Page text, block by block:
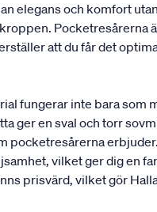
elegans och komfort
Pocketresårerna
att du får det
fungerar inte bara som
ger en sval och torr
pocketresårerna
vilket ger dig en
prisvärd, vilket gör